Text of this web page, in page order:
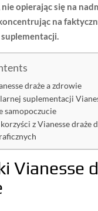
opierając się na
na
draże a zdrowie
suplementacji
samopoczucie
z Vianesse draże
Vianesse